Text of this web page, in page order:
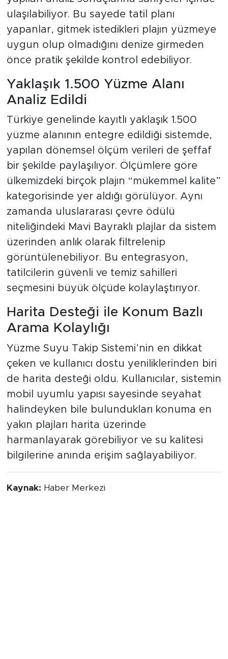
ulaşılabiliyor. Bu sayede tatil planı
yapanlar, gitmek istedikleri plajın yüzmeye
uygun olup olmadığını denize girmeden
önce pratik şekilde kontrol edebiliyor.
Yaklaşık 1.500 Yüzme Alanı
Analiz Edildi
Türkiye genelinde kayıtlı yaklaşık 1.500
yüzme alanının entegre edildiği sistemde,
yapılan dönemsel ölçüm verileri de şeffaf
bir şekilde paylaşılıyor. Ölçümlere göre
ülkemizdeki birçok plajın “mükemmel kalite”
kategorisinde yer aldığı görülüyor. Aynı
zamanda uluslararası çevre ödülü
niteliğindeki Mavi Bayraklı plajlar da sistem
üzerinden anlık olarak filtrelenip
görüntülenebiliyor. Bu entegrasyon,
tatilcilerin güvenli ve temiz sahilleri
seçmesini büyük ölçüde kolaylaştırıyor.
Harita Desteği ile Konum Bazlı
Arama Kolaylığı
Yüzme Suyu Takip Sistemi’nin en dikkat
çeken ve kullanıcı dostu yeniliklerinden biri
de harita desteği oldu. Kullanıcılar, sistemin
mobil uyumlu yapısı sayesinde seyahat
halindeyken bile bulundukları konuma en
yakın plajları harita üzerinde
harmanlayarak görebiliyor ve su kalitesi
bilgilerine anında erişim sağlayabiliyor.
Kaynak: Haber Merkezi